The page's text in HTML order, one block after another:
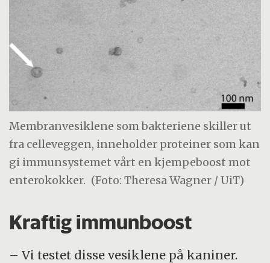
Membranvesiklene som bakteriene skiller ut
fra celleveggen, inneholder proteiner som kan
gi immunsystemet vårt en kjempeboost mot
enterokokker. (Foto: Theresa Wagner / UiT)
Kraftig immunboost
– Vi testet disse vesiklene på kaniner.